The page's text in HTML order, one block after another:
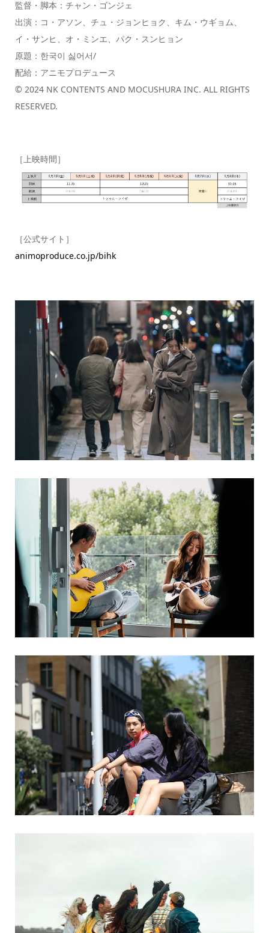
監督・脚本：チャン・ゴンジェ
出演：コ・アソン、チュ・ジョンヒョク、キム・ウギョム、
イ・サンヒ、オ・ミンエ、パク・スンヒョン
原題：한국이 싫어서/
配給：アニモプロデュース
© 2024 NK CONTENTS AND MOCUSHURA INC. ALL RIGHTS
RESERVED.
［上映時間］
［公式サイト］
animoproduce.co.jp/bihk